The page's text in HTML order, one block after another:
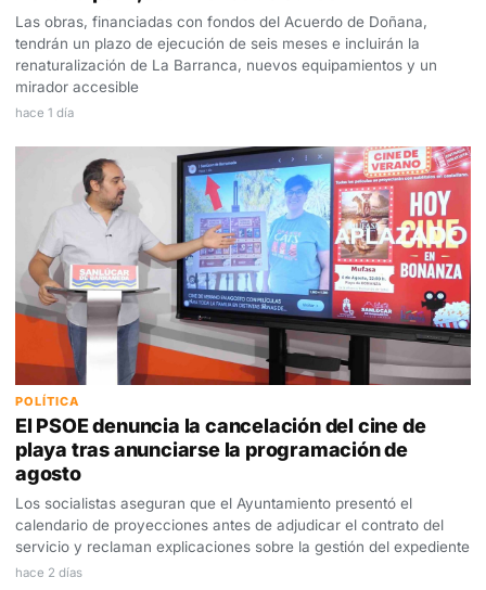
Las obras, financiadas con fondos del Acuerdo de Doñana,
tendrán un plazo de ejecución de seis meses e incluirán la
renaturalización de La Barranca, nuevos equipamientos y un
mirador accesible
hace 1 día
POLÍTICA
El PSOE denuncia la cancelación del cine de
playa tras anunciarse la programación de
agosto
Los socialistas aseguran que el Ayuntamiento presentó el
calendario de proyecciones antes de adjudicar el contrato del
servicio y reclaman explicaciones sobre la gestión del expediente
hace 2 días